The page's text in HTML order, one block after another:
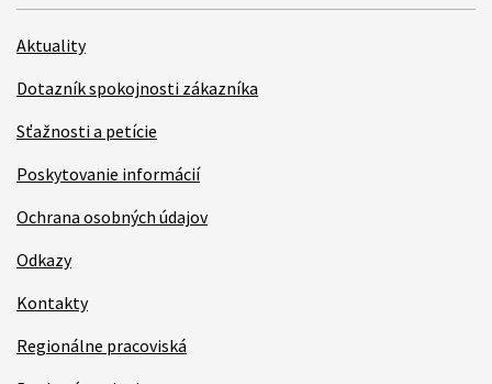
Aktuality
Dotazník spokojnosti zákazníka
Sťažnosti a petície
Poskytovanie informácií
Ochrana osobných údajov
Odkazy
Kontakty
Regionálne pracoviská